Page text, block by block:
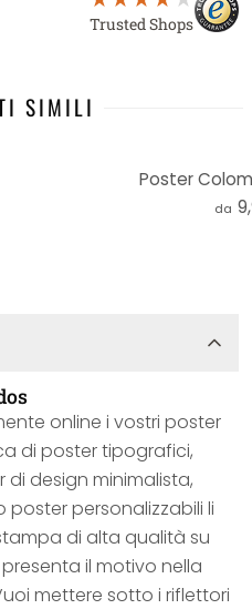
Trusted Shops
SIMILI
Poster
da
online i vostri poster
di poster tipografici,
design minimalista,
personalizzabili li
di alta qualità su
il motivo nella
mettere sotto i riflettori